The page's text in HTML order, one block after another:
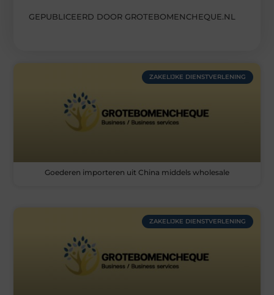
GEPUBLICEERD DOOR GROTEBOMENCHEQUE.NL
ZAKELIJKE DIENSTVERLENING
Goederen importeren uit China middels wholesale
ZAKELIJKE DIENSTVERLENING